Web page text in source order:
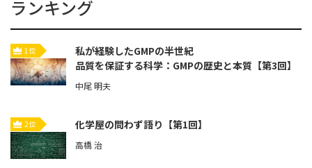
ランキング
1位
私が経験したGMPの半世紀
品質を保証する科学：GMPの歴史と本質【第3回】
中尾 明夫
2位 化学屋の問わず語り【第1回】
高橋 治